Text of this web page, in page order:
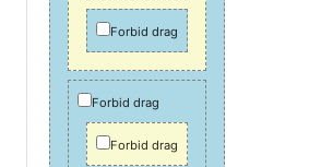
Forbid drag
Forbid drag
Forbid drag